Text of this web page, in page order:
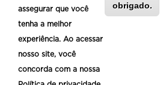
Sobre a Belotur
assegurar que você
tenha a melhor
experiência. Ao acessar
nosso site, você
concorda com a nossa
obrigado.